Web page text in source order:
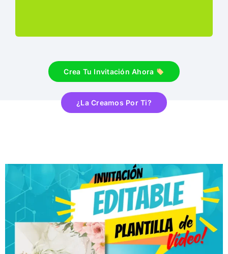
Crea Tu Invitación Ahora
¿La Creamos Por Ti?